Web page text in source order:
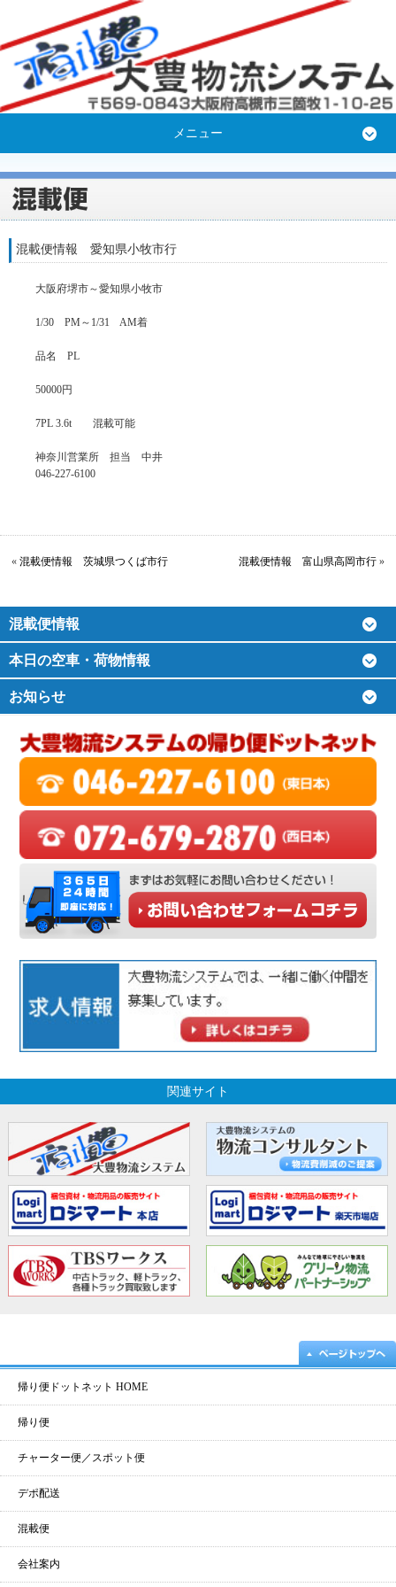
メニュー
混載便情報 愛知県小牧市行
大阪府堺市～愛知県小牧市
1/30 PM～1/31 AM着
品名 PL
50000円
7PL 3.6t 混載可能
神奈川営業所 担当 中井
046-227-6100
« 混載便情報 茨城県つくば市行 混載便情報 富山県高岡市行 »
混載便情報
本日の空車・荷物情報
お知らせ
関連サイト
帰り便ドットネット HOME
帰り便
チャーター便／スポット便
デポ配送
混載便
会社案内